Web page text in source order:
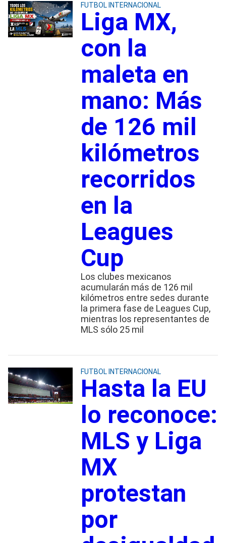
FUTBOL INTERNACIONAL
Liga MX,
con la
maleta en
mano: Más
de 126 mil
kilómetros
recorridos
en la
Leagues
Cup
Los clubes mexicanos
acumularán más de 126 mil
kilómetros entre sedes durante
la primera fase de Leagues Cup,
mientras los representantes de
MLS sólo 25 mil
FUTBOL INTERNACIONAL
Hasta la EU
lo reconoce:
MLS y Liga
MX
protestan
por